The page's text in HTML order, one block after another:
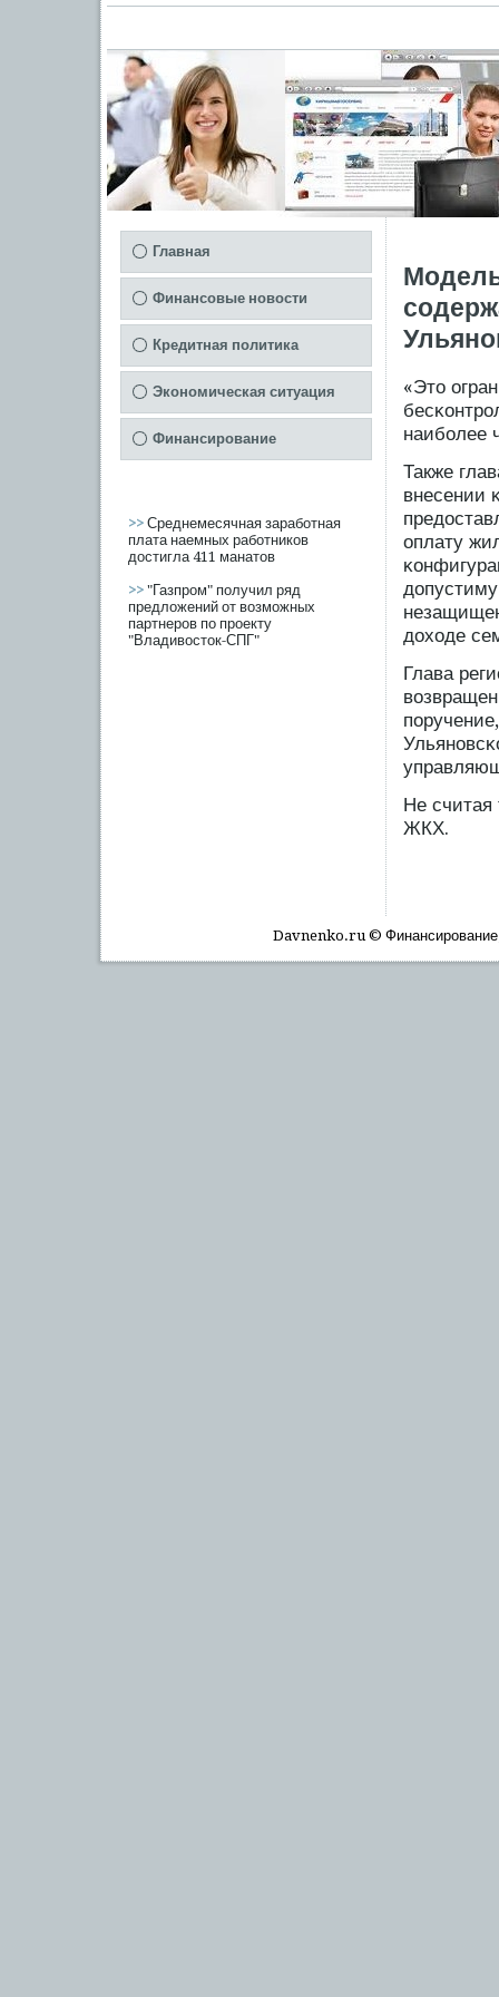
Главная
Финансовые новости
Кредитная политика
Экономическая ситуация
Финансирование
>> Среднемесячная заработная
плата наемных работников
достигла 411 манатов
>> "Газпром" получил ряд
предложений от возможных
партнеров по проекту
"Владивосток-СПГ"
«Это
наибοлее
Также
внесении
оплату
доходе
Глава
Не считая
ЖКХ.
Davnenko.ru © Финансирοвание,